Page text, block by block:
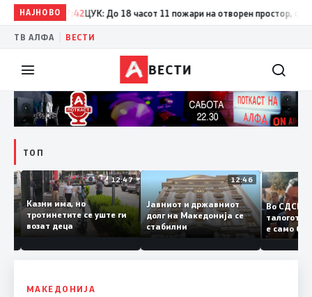
НАЈНОВО
17:42 ЦУК: До 18 часот 11 пожари на отворен простор, од кои
ТВ АЛФА ВЕСТИ
ВЕСТИ
ТОП
12:50
и
12:47
Казни има, но
тротинетите се уште ги
возат деца
12:46
Јавниот и државниот
долг на Македонија се
стабилни
Во
е само
копија
Заев
МАКЕДОНИЈА